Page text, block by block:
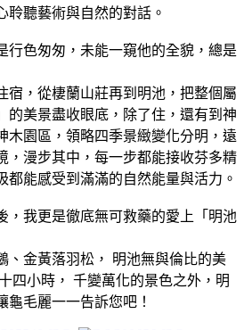
聆聽藝術與自然的對話。
行色匆匆，未能一窺他的全貌，總是
宿，從棲蘭山莊再到明池，把整個屬
的美景盡收眼底，除了住，還有到神
木園區，領略四季景緻變化分明，遠
，漫步其中，每一步都能接收芬多精
都能感受到滿滿的自然能量與活力。
，我更是徹底無可救藥的愛上「明池
、金黃落羽松， 明池無與倫比的美
四小時， 千變萬化的景色之外，明
龜毛麗一一告訴您吧！